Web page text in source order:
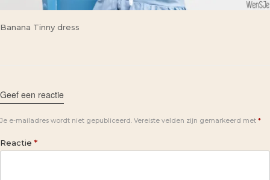
Banana Tinny dress
Geef een reactie
Je e-mailadres wordt niet gepubliceerd. Vereiste velden zijn gemarkeerd met *
Reactie *